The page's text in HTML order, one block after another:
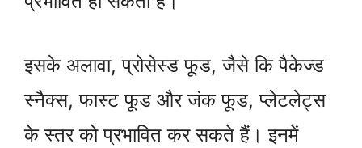
इसके अलावा, प्रोसेस्ड फूड, जैसे कि पैकेज्ड
स्नैक्स, फास्ट फूड और जंक फूड, प्लेटलेट्स
के स्तर को प्रभावित कर सकते हैं। इनमें